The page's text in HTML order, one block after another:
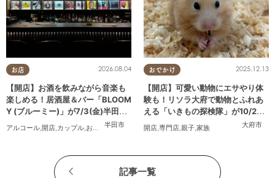
お店
半田市
2026.08.04
【開店】お酒を飲みながら音楽も
楽しめる！居酒屋＆バー「BLOOM
Y (ブルーミー)」が7/3(金)半田市
でオープン
アルコール,開店,カップル,おひとりさま
おでかけ
大府市
2025.12.13
【開店】可愛い動物にエサやり体
験も！リソラ大府で動物とふれあ
える「いきもの探検隊」が10/24
(金)オープン
開店,専門店,親子,家族
記事一覧